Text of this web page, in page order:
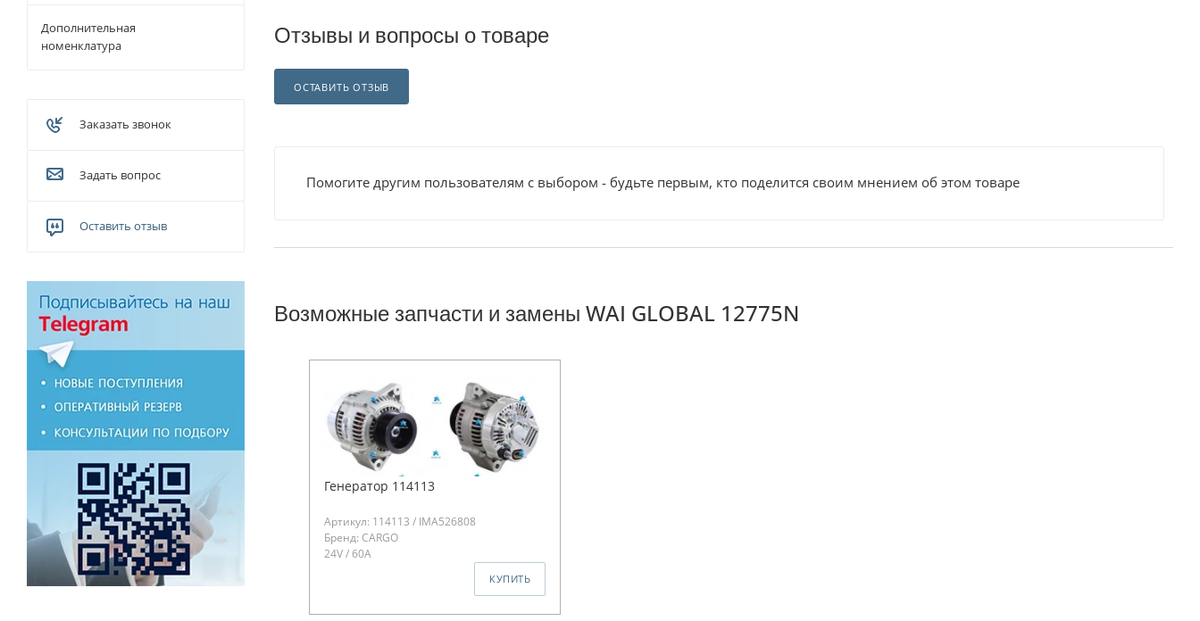
Отзывы и вопросы о товаре
ОСТАВИТЬ ОТЗЫВ
Помогите другим пользователям с выбором - будьте первым, кто поделится своим мнением об этом товаре
Возможные запчасти и замены WAI GLOBAL 12775N
Генератор 114113
Артикул: 114113 / IMA526808
Бренд: CARGO
24V / 60A
КУПИТЬ
Дополнительная
номенклатура
Заказать звонок
Задать вопрос
Оставить отзыв